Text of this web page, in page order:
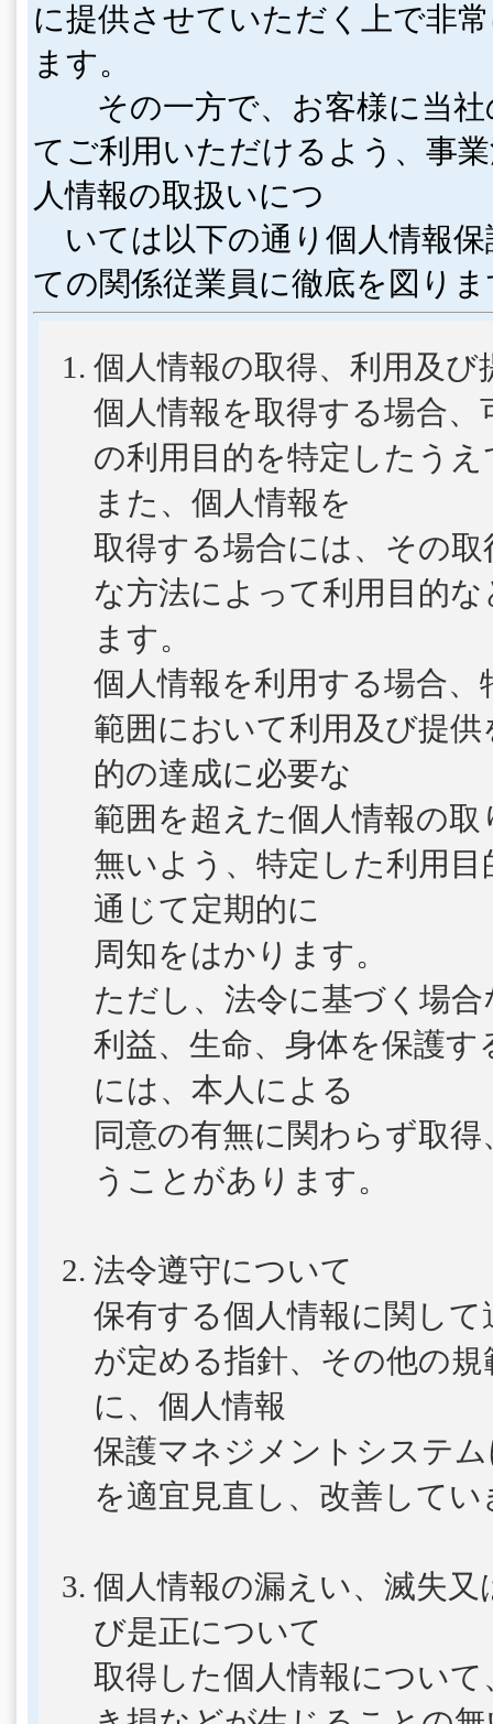
に提供させていただく上で非
ます。
その一方で、お客様に当社
てご利用いただけるよう、事
人情報の取扱いにつ
いては以下の通り個人情報
ての関係従業員に徹底を図り
個人情報の取得、利用及び
個人情報を取得する場合、
の利用目的を特定したう
また、個人情報を
取得する場合には、その
な方法によって利用目的
ます。
個人情報を利用する場合
範囲において利用及び提
的の達成に必要な
範囲を超えた個人情報の
無いよう、特定した利用
通じて定期的に
周知をはかります。
ただし、法令に基づく場
利益、生命、身体を保護
には、本人による
同意の有無に関わらず取
うことがあります。
法令遵守について
保有する個人情報に関し
が定める指針、その他の
に、個人情報
保護マネジメントシステ
を適宜見直し、改善してい
個人情報の漏えい、滅失
び是正について
取得した個人情報につい